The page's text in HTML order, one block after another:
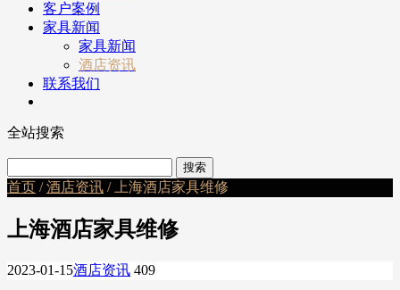
客户案例
家具新闻
家具新闻
酒店资讯
联系我们
全站搜索
首页 /酒店资讯 / 上海酒店家具维修
上海酒店家具维修
2023-01-15酒店资讯 409